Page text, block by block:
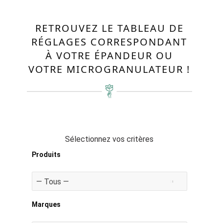
RETROUVEZ LE TABLEAU DE
RÉGLAGES CORRESPONDANT
À VOTRE ÉPANDEUR OU
VOTRE MICROGRANULATEUR !
Sélectionnez vos critères
Produits
Marques